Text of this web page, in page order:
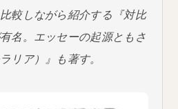
較しながら紹介する『対比
名。エッセーの起源ともさ
リア）』も著す。